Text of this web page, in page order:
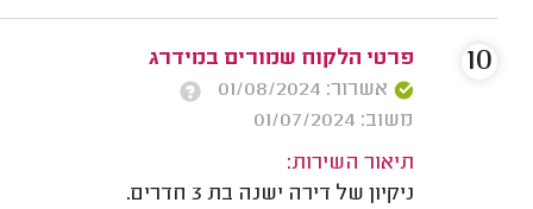
פרטי הלקוח שמורים במידרג
אשרור: 01/08/2024
משוב: 01/07/2024
תיאור השירות:
ניקיון של דירה ישנה בת 3 חדרים.
10